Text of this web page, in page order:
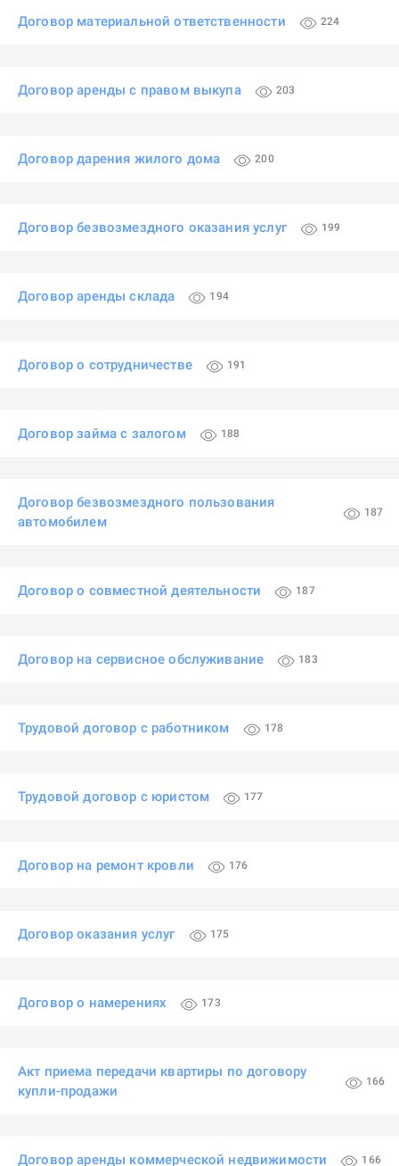
Договор материальной ответственности 224
Договор аренды с правом выкупа 203
Договор дарения жилого дома 200
Договор безвозмездного оказания услуг 199
Договор аренды склада 194
Договор о сотрудничестве 191
Договор займа с залогом 188
Договор безвозмездного пользования
автомобилем
187
Договор о совместной деятельности 187
Договор на сервисное обслуживание 183
Трудовой договор с работником 178
Трудовой договор с юристом 177
Договор на ремонт кровли 176
Договор оказания услуг 175
Договор о намерениях 173
Акт приема передачи квартиры по договору
купли-продажи
166
Договор аренды коммерческой недвижимости 166